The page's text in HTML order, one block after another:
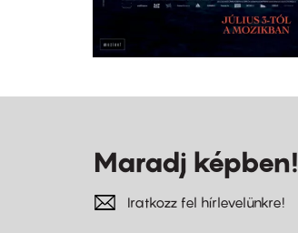
Maradj képben!
Iratkozz fel hírlevelünkre!